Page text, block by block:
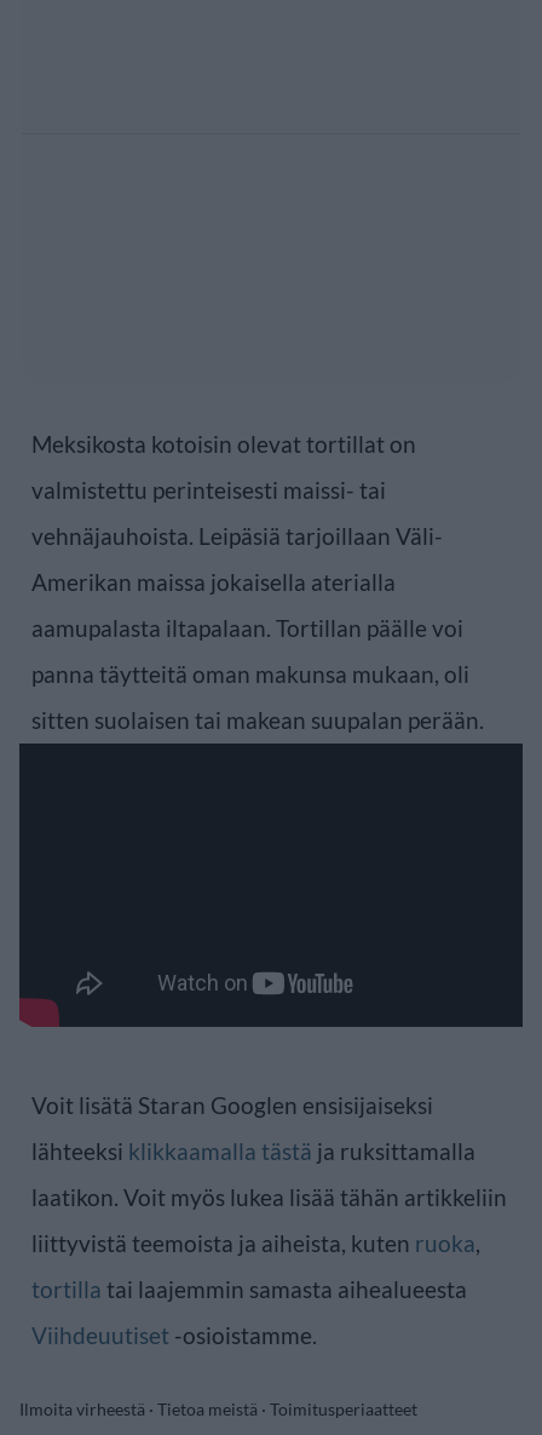
Meksikosta kotoisin olevat tortillat on
valmistettu perinteisesti maissi- tai
vehnäjauhoista. Leipäsiä tarjoillaan Väli-
Amerikan maissa jokaisella aterialla
aamupalasta iltapalaan. Tortillan päälle voi
panna täytteitä oman makunsa mukaan, oli
sitten suolaisen tai makean suupalan perään.
Voit lisätä Staran Googlen ensisijaiseksi
lähteeksi klikkaamalla tästä ja ruksittamalla
laatikon. Voit myös lukea lisää tähän artikkeliin
liittyvistä teemoista ja aiheista, kuten ruoka,
tortilla tai laajemmin samasta aihealueesta
Viihdeuutiset -osioistamme.
Ilmoita virheestä · Tietoa meistä · Toimitusperiaatteet